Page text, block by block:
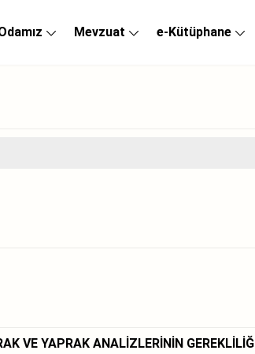
Mevzuat e-Kütüphane
VE YAPRAK ANALİZLERİNİN GEREKLİLİĞİ